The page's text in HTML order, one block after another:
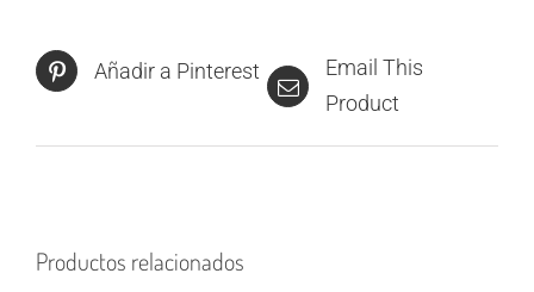
Añadir a Pinterest
Email This
Product
Productos relacionados